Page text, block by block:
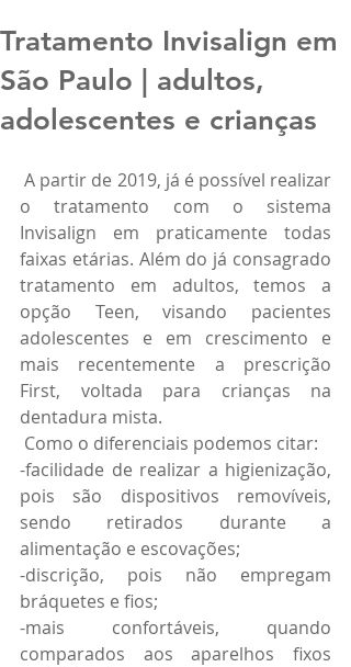
Tratamento Invisalign em
São Paulo | adultos,
adolescentes e crianças
A partir de 2019, já é possível realizar
o tratamento com o sistema
Invisalign em praticamente todas
faixas etárias. Além do já consagrado
tratamento em adultos, temos a
opção Teen, visando pacientes
adolescentes e em crescimento e
mais recentemente a prescrição
First, voltada para crianças na
dentadura mista.
Como o diferenciais podemos citar:
-facilidade de realizar a higienização,
pois são dispositivos removíveis,
sendo retirados durante a
alimentação e escovações;
-discrição, pois não empregam
bráquetes e fios;
-mais confortáveis, quando
comparados aos aparelhos fixos